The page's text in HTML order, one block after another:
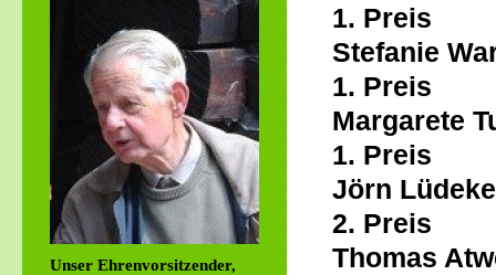
1.
Stefanie
1.
Margarete
1.
Jörn Lüdeke
2.
Thomas
Unser Ehrenvorsitzender,